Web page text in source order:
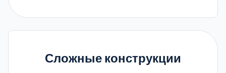
Сложные конструкции